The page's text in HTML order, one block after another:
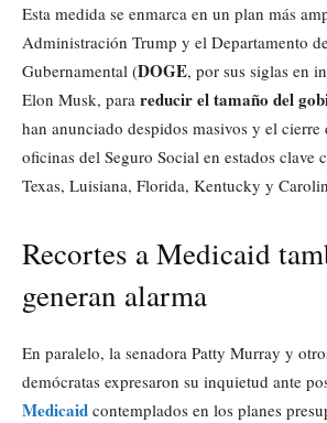
Esta medida se enmarca en un plan más
Administración Trump y el Departamento
Gubernamental (DOGE, por sus siglas en
Elon Musk, para reducir el tamaño del
han anunciado despidos masivos y el cierre
oficinas del Seguro Social en estados clave
Texas, Luisiana, Florida, Kentucky y
Recortes a Medicaid
generan alarma
En paralelo, la senadora Patty Murray y
demócratas expresaron su inquietud ante
Medicaid contemplados en los planes